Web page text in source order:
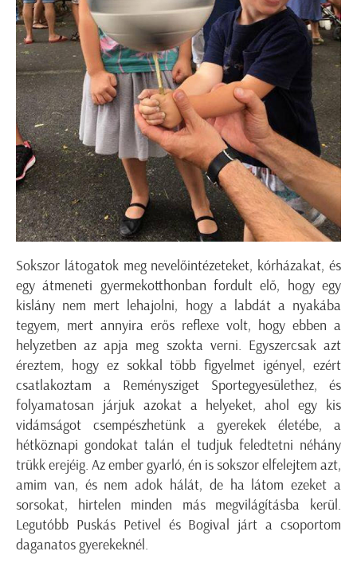
Sokszor látogatok meg nevelőintézeteket, kórházakat, és
egy átmeneti gyermekotthonban fordult elő, hogy egy
kislány nem mert lehajolni, hogy a labdát a nyakába
tegyem, mert annyira erős reflexe volt, hogy ebben a
helyzetben az apja meg szokta verni. Egyszercsak azt
éreztem, hogy ez sokkal több figyelmet igényel, ezért
csatlakoztam a Reménysziget Sportegyesülethez, és
folyamatosan járjuk azokat a helyeket, ahol egy kis
vidámságot csempészhetünk a gyerekek életébe, a
hétköznapi gondokat talán el tudjuk feledtetni néhány
trükk erejéig. Az ember gyarló, én is sokszor elfelejtem azt,
amim van, és nem adok hálát, de ha látom ezeket a
sorsokat, hirtelen minden más megvilágításba kerül.
Legutóbb Puskás Petivel és Bogival járt a csoportom
daganatos gyerekeknél.